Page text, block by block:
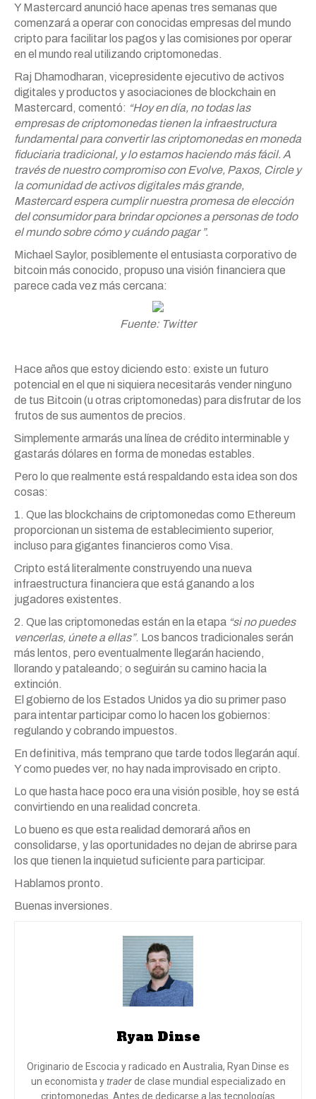
Y Mastercard anunció hace apenas tres semanas que
comenzará a operar con conocidas empresas del mundo
cripto para facilitar los pagos y las comisiones por operar
en el mundo real utilizando criptomonedas.
Raj Dhamodharan, vicepresidente ejecutivo de activos
digitales y productos y asociaciones de blockchain en
Mastercard, comentó: “Hoy en día, no todas las
empresas de criptomonedas tienen la infraestructura
fundamental para convertir las criptomonedas en moneda
fiduciaria tradicional, y lo estamos haciendo más fácil. A
través de nuestro compromiso con Evolve, Paxos, Circle y
la comunidad de activos digitales más grande,
Mastercard espera cumplir nuestra promesa de elección
del consumidor para brindar opciones a personas de todo
el mundo sobre cómo y cuándo pagar ”.
Michael Saylor, posiblemente el entusiasta corporativo de
bitcoin más conocido, propuso una visión financiera que
parece cada vez más cercana:
Fuente: Twitter
Hace años que estoy diciendo esto: existe un futuro
potencial en el que ni siquiera necesitarás vender ninguno
de tus Bitcoin (u otras criptomonedas) para disfrutar de los
frutos de sus aumentos de precios.
Simplemente armarás una línea de crédito interminable y
gastarás dólares en forma de monedas estables.
Pero lo que realmente está respaldando esta idea son dos
cosas:
1. Que las blockchains de criptomonedas como Ethereum
proporcionan un sistema de establecimiento superior,
incluso para gigantes financieros como Visa.
Cripto está literalmente construyendo una nueva
infraestructura financiera que está ganando a los
jugadores existentes.
2. Que las criptomonedas están en la etapa “si no puedes
vencerlas, únete a ellas”. Los bancos tradicionales serán
más lentos, pero eventualmente llegarán haciendo,
llorando y pataleando; o seguirán su camino hacia la
extinción.
El gobierno de los Estados Unidos ya dio su primer paso
para intentar participar como lo hacen los gobiernos:
regulando y cobrando impuestos.
En definitiva, más temprano que tarde todos llegarán aquí.
Y como puedes ver, no hay nada improvisado en cripto.
Lo que hasta hace poco era una visión posible, hoy se está
convirtiendo en una realidad concreta.
Lo bueno es que esta realidad demorará años en
consolidarse, y las oportunidades no dejan de abrirse para
los que tienen la inquietud suficiente para participar.
Hablamos pronto.
Buenas inversiones.
Ryan Dinse
Originario de Escocia y radicado en Australia, Ryan Dinse es
un economista ytraderde clase mundial especializado en
criptomonedas. Antes de dedicarse a las tecnologías